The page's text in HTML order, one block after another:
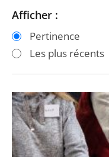
Passer
les
filtres
après
Passer
les
filtres
avant
Afficher :
Pertinence
Les plus récents
Recueils
de
jurisprudence
associations